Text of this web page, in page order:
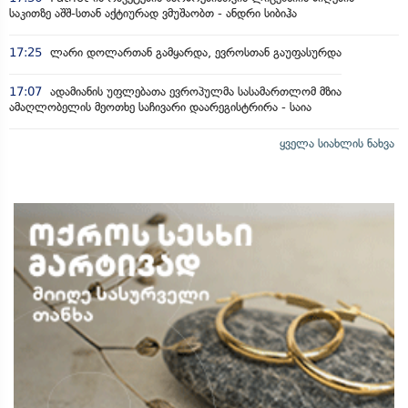
საკითზე აშშ-სთან აქტიურად ვმუშაობთ - ანდრი სიბიჰა
17:25 ლარი დოლართან გამყარდა, ევროსთან გაუფასურდა
17:07 ადამიანის უფლებათა ევროპულმა სასამართლომ მზია
ამაღლობელის მეოთხე საჩივარი დაარეგისტრირა - საია
ყველა სიახლის ნახვა